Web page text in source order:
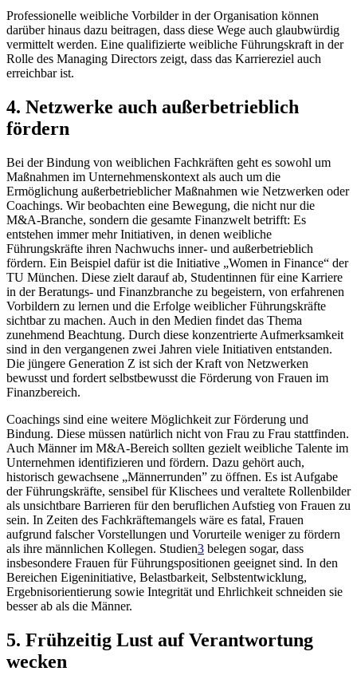
Professionelle weibliche Vorbilder in der Organisation können
darüber hinaus dazu beitragen, dass diese Wege auch glaubwürdig
vermittelt werden. Eine qualifizierte weibliche Führungskraft in der
Rolle des Managing Directors zeigt, dass das Karriereziel auch
erreichbar ist.
4. Netzwerke auch außerbetrieblich
fördern
Bei der Bindung von weiblichen Fachkräften geht es sowohl um
Maßnahmen im Unternehmenskontext als auch um die
Ermöglichung außerbetrieblicher Maßnahmen wie Netzwerken oder
Coachings. Wir beobachten eine Bewegung, die nicht nur die
M&A-Branche, sondern die gesamte Finanzwelt betrifft: Es
entstehen immer mehr Initiativen, in denen weibliche
Führungskräfte ihren Nachwuchs inner- und außerbetrieblich
fördern. Ein Beispiel dafür ist die Initiative „Women in Finance“ der
TU München. Diese zielt darauf ab, Studentinnen für eine Karriere
in der Beratungs- und Finanzbranche zu begeistern, von erfahrenen
Vorbildern zu lernen und die Erfolge weiblicher Führungskräfte
sichtbar zu machen. Auch in den Medien findet das Thema
zunehmend Beachtung. Durch diese konzentrierte Aufmerksamkeit
sind in den vergangenen zwei Jahren viele Initiativen entstanden.
Die jüngere Generation Z ist sich der Kraft von Netzwerken
bewusst und fordert selbstbewusst die Förderung von Frauen im
Finanzbereich.
Coachings sind eine weitere Möglichkeit zur Förderung und
Bindung. Diese müssen natürlich nicht von Frau zu Frau stattfinden.
Auch Männer im M&A-Bereich sollten gezielt weibliche Talente im
Unternehmen identifizieren und fördern. Dazu gehört auch,
historisch gewachsene „Männerrunden” zu öffnen. Es ist Aufgabe
der Führungskräfte, sensibel für Klischees und veraltete Rollenbilder
als unsichtbare Barrieren für den beruflichen Aufstieg von Frauen zu
sein. In Zeiten des Fachkräftemangels wäre es fatal, Frauen
aufgrund falscher Vorstellungen und Vorurteile weniger zu fördern
als ihre männlichen Kollegen. Studien3 belegen sogar, dass
insbesondere Frauen für Führungspositionen geeignet sind. In den
Bereichen Eigeninitiative, Belastbarkeit, Selbstentwicklung,
Ergebnisorientierung sowie Integrität und Ehrlichkeit schneiden sie
besser ab als die Männer.
5. Frühzeitig Lust auf Verantwortung
wecken